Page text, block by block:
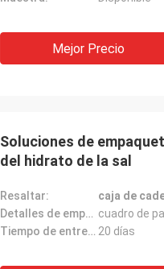
Mejor Precio
Soluciones de
del hidrato de la sal
Resaltar: caja de
Detalles de empaquetado: cuadro de
Tiempo de entrega: 20 días